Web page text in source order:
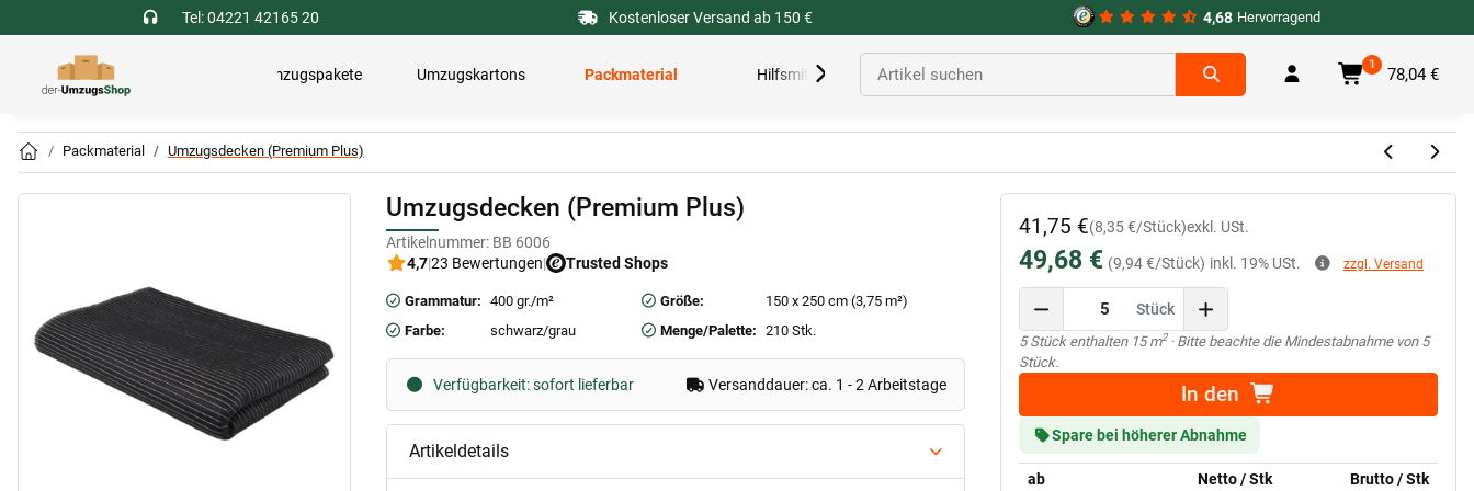
Tel: 04221 42165 20 Kostenloser Versand ab 150 € 4,68 Hervorragend
Umzugspakete Umzugskartons Packmaterial Hilfsmittel
1
78,04 €
Packmaterial Umzugsdecken (Premium Plus)
Umzugsdecken (Premium Plus)
Artikelnummer: BB 6006
4,7|23 Bewertungen| Trusted Shops
Grammatur: 400 gr./m² Größe:
150 x 250 cm (3,75 m²)
Farbe:
schwarz/grau Menge/Palette: 210 Stk.
Verfügbarkeit: sofort lieferbar Versanddauer: ca. 1 - 2 Arbeitstage
Artikeldetails
41,75 €(8,35 €/Stück)exkl. USt.
49,68 € (9,94 €/Stück) inkl. 19% USt. zzgl. Versand
Stück
x5 Stück enthalten 15 m2· Bitte beachte die Mindestabnahme von 5
Stück.
In den
Spare bei höherer Abnahme
ab Netto / Stk Brutto / Stk